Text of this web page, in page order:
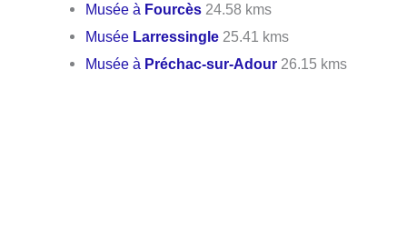
Musée à Fourcès 24.58 kms
Musée Larressingle 25.41 kms
Musée à Préchac-sur-Adour 26.15 kms